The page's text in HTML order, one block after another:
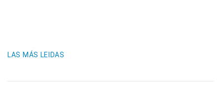
LAS MÁS LEIDAS